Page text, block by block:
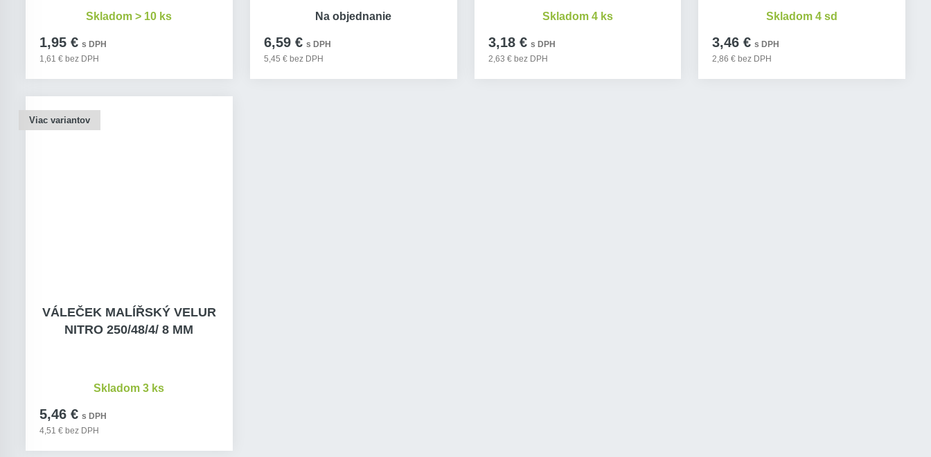
1,95 € s DPH
1,61 € bez DPH
Skladom > 10 ks
6,59 € s DPH
5,45 € bez DPH
Na objednanie
3,18 € s DPH
2,63 € bez DPH
Skladom 4 ks
3,46 € s DPH
2,86 € bez DPH
Skladom 4 sd
Viac variantov
VÁLEČEK MALÍŘSKÝ VELUR
NITRO 250/48/4/ 8 MM
5,46 € s DPH
4,51 € bez DPH
Skladom 3 ks